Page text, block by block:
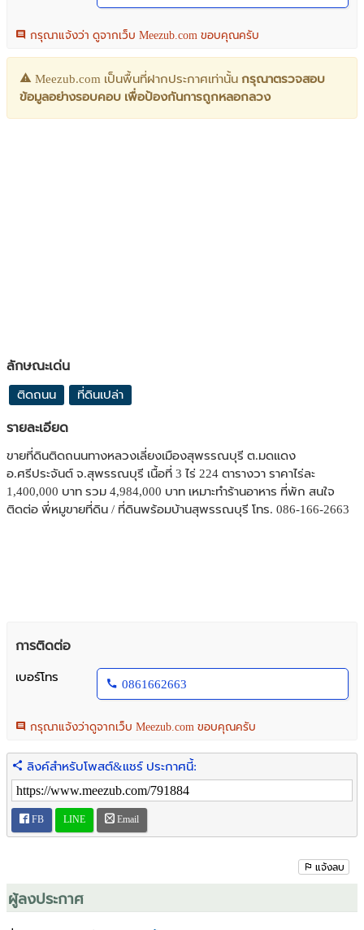
กรุณาแจ้งว่า ดูจากเว็บ Meezub.com ขอบคุณครับ
Meezub.com เป็นพื้นที่ฝากประกาศเท่านั้น กรุณาตรวจสอบ
ข้อมูลอย่างรอบคอบ เพื่อป้องกันการถูกหลอกลวง
ลักษณะเด่น
ติดถนน ที่ดินเปล่า
รายละเอียด
ขายที่ดินติดถนนทางหลวงเลี่ยงเมืองสุพรรณบุรี ต.มดแดง
อ.ศรีประจันต์ จ.สุพรรณบุรี เนื้อที่ 3 ไร่ 224 ตารางวา ราคาไร่ละ
1,400,000 บาท รวม 4,984,000 บาท เหมาะทำร้านอาหาร ที่พัก สนใจ
ติดต่อ พี่หมูขายที่ดิน / ที่ดินพร้อมบ้านสุพรรณบุรี โทร. 086-166-2663
การติดต่อ
เบอร์โทร
0861662663
กรุณาแจ้งว่าดูจากเว็บ Meezub.com ขอบคุณครับ
ลิงค์สำหรับโพสต์&แชร์ ประกาศนี้:
FB LINE Email
แจ้งลบ
ผู้ลงประกาศ